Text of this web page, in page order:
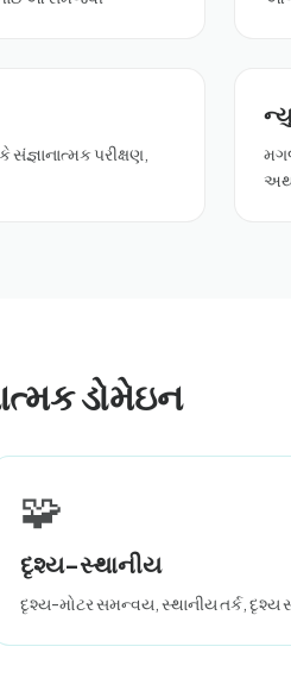
પરીક્ષણ,
ડોમેઇન
🧩
દૃશ્ય-સ્થાનીય
દૃશ્ય-મોટર સમન્વય, સ્થાનીય તર્ક, દૃશ્ય